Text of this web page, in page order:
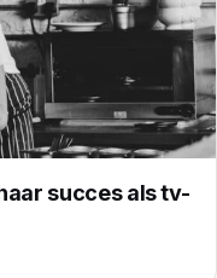
succes als tv-